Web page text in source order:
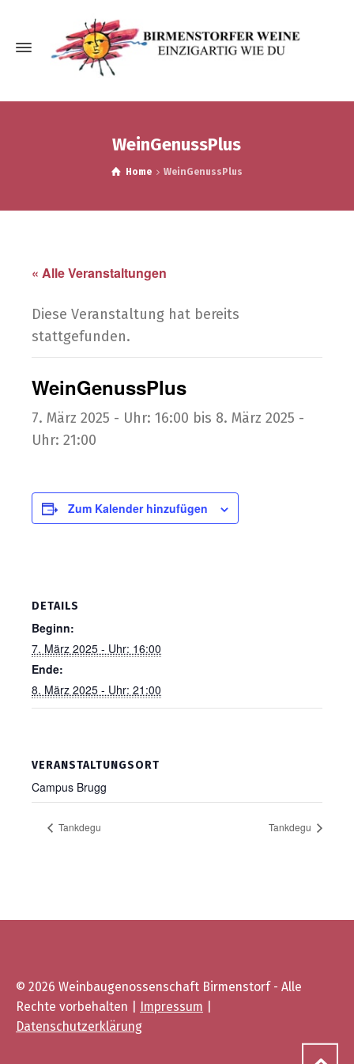
Wein­Ge­nuss­Plus
Home WeinGenussPlus
« Alle Veranstaltungen
Diese Veranstaltung hat bereits
stattgefunden.
Wein­Ge­nuss­Plus
7. März 2025 - Uhr: 16:00 bis 8. März 2025 -
Uhr: 21:00
Zum Kalender hinzufügen
DETAILS
Beginn:
7. März 2025 - Uhr: 16:00
Ende:
8. März 2025 - Uhr: 21:00
VERANSTALTUNGSORT
Cam­pus Brugg
Tank­de­gu Tank­de­gu
© 2026 Weinbaugenossenschaft Birmenstorf - Alle
Rechte vorbehalten |
Impressum
Datenschutzerklärung